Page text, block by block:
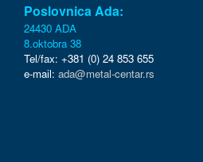
Poslovnica Ada:
24430 ADA
8.oktobra 38
Tel/fax: +381 (0) 24 853 655
e-mail: ada@metal-centar.rs